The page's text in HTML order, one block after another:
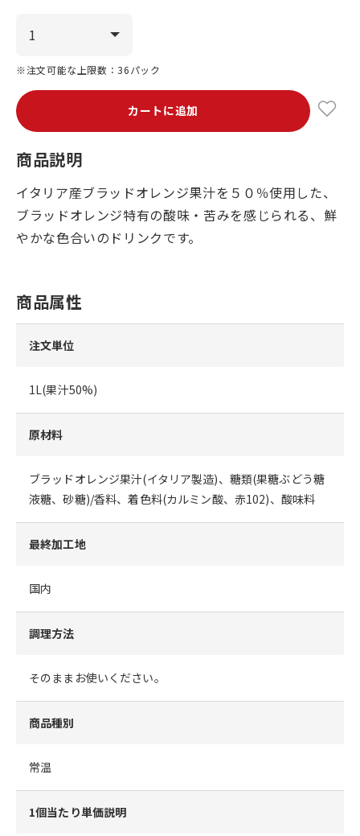
※注文可能な上限数：36パック
カートに追加
商品説明
イタリア産ブラッドオレンジ果汁を５０％使用した、
ブラッドオレンジ特有の酸味・苦みを感じられる、鮮
やかな色合いのドリンクです。
商品属性
注文単位
1L(果汁50%)
原材料
ブラッドオレンジ果汁(イタリア製造)、糖類(果糖ぶどう糖
液糖、砂糖)/香料、着色料(カルミン酸、赤102)、酸味料
最終加工地
国内
調理方法
そのままお使いください。
商品種別
常温
1個当たり単価説明